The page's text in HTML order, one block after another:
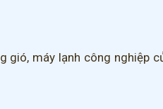
máy lạnh công nghiệp